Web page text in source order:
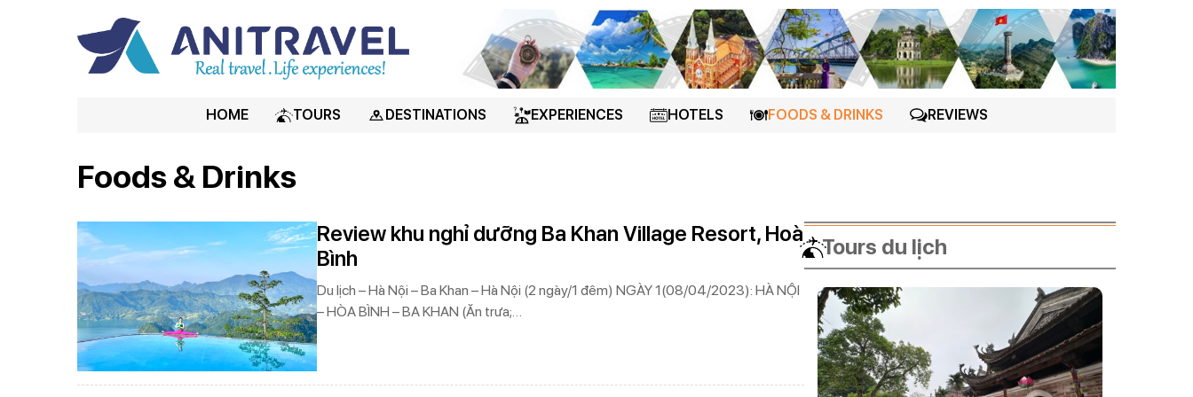
HOME TOURS DESTINATIONS EXPERIENCES HOTELS FOODS & DRINKS REVIEWS
Foods & Drinks
Review khu nghỉ dưỡng Ba Khan Village Resort, Hoà
Bình
Du lịch – Hà Nội – Ba Khan – Hà Nội (2 ngày/1 đêm) NGÀY 1(08/04/2023): HÀ NỘI
– HÒA BÌNH – BA KHAN (Ăn trưa;…
Tours du lịch